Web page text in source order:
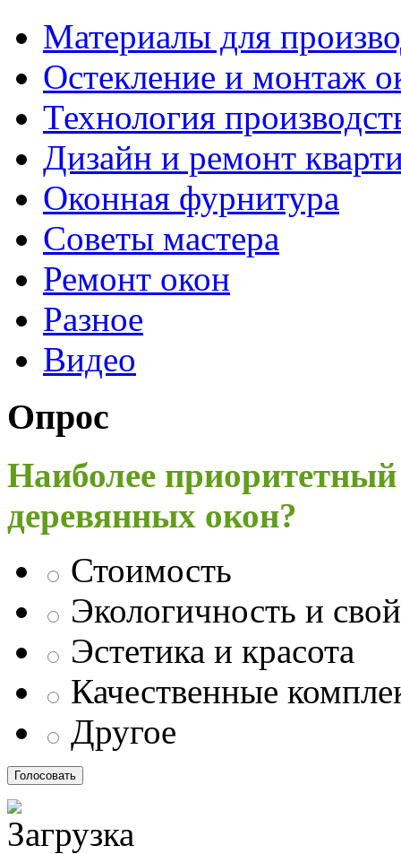
Материалы для
Остекление и монтаж
Технология
Дизайн и ремонт
Оконная фурнитура
Советы мастера
Ремонт окон
Разное
Видео
Опрос
Наиболее
деревянных окон?
Стоимость
Экологичность и
Эстетика и красота
Качественные
Другое